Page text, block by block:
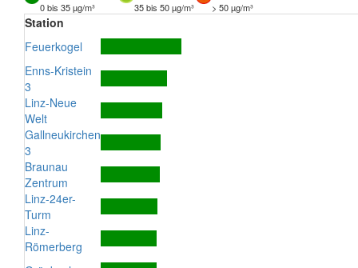
0 bis 35 µg/m³
35 bis 50 µg/m³ > 50 µg/m³
Station
Feuerkogel
Enns-Kristein
3
Linz-Neue
Welt
Gallneukirchen
3
Braunau
Zentrum
Linz-24er-
Turm
Linz-
Römerberg